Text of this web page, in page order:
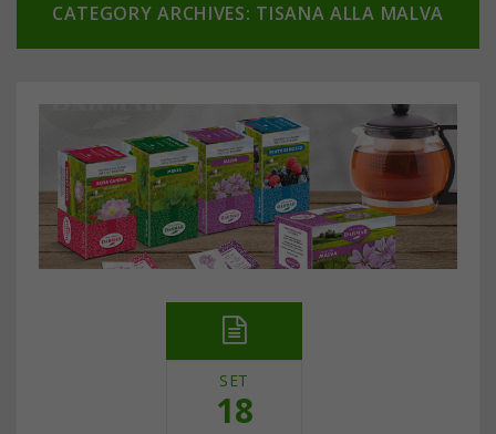
CATEGORY ARCHIVES: TISANA ALLA MALVA
SET
18